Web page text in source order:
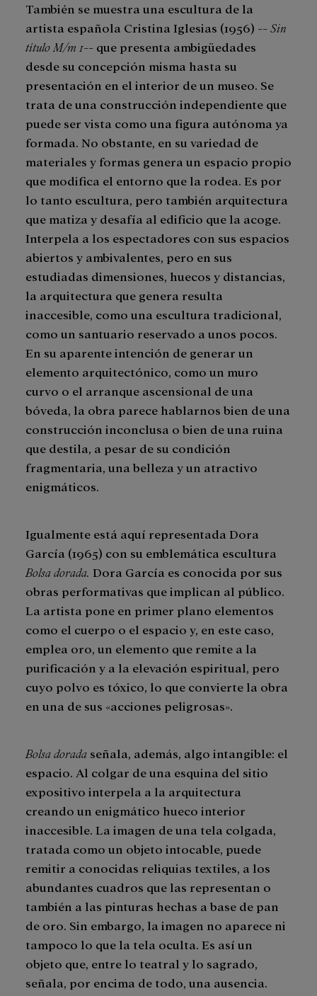
También se muestra una escultura de la
artista española Cristina Iglesias (1956) --Sin
título M/m 1-- que presenta ambigüedades
desde su concepción misma hasta su
presentación en el interior de un museo. Se
trata de una construcción independiente que
puede ser vista como una figura autónoma ya
formada. No obstante, en su variedad de
materiales y formas genera un espacio propio
que modifica el entorno que la rodea. Es por
lo tanto escultura, pero también arquitectura
que matiza y desafía al edificio que la acoge.
Interpela a los espectadores con sus espacios
abiertos y ambivalentes, pero en sus
estudiadas dimensiones, huecos y distancias,
la arquitectura que genera resulta
inaccesible, como una escultura tradicional,
como un santuario reservado a unos pocos.
En su aparente intención de generar un
elemento arquitectónico, como un muro
curvo o el arranque ascensional de una
bóveda, la obra parece hablarnos bien de una
construcción inconclusa o bien de una ruina
que destila, a pesar de su condición
fragmentaria, una belleza y un atractivo
enigmáticos.
Igualmente está aquí representada Dora
García (1965) con su emblemática escultura
Bolsa dorada. Dora García es conocida por sus
obras performativas que implican al público.
La artista pone en primer plano elementos
como el cuerpo o el espacio y, en este caso,
emplea oro, un elemento que remite a la
purificación y a la elevación espiritual, pero
cuyo polvo es tóxico, lo que convierte la obra
en una de sus «acciones peligrosas».
Bolsa dorada señala, además, algo intangible: el
espacio. Al colgar de una esquina del sitio
expositivo interpela a la arquitectura
creando un enigmático hueco interior
inaccesible. La imagen de una tela colgada,
tratada como un objeto intocable, puede
remitir a conocidas reliquias textiles, a los
abundantes cuadros que las representan o
también a las pinturas hechas a base de pan
de oro. Sin embargo, la imagen no aparece ni
tampoco lo que la tela oculta. Es así un
objeto que, entre lo teatral y lo sagrado,
señala, por encima de todo, una ausencia.